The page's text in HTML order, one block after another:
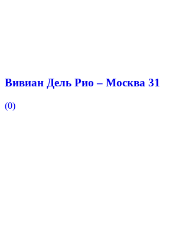
Вивиан Дель Рио – Москва 31
(0)